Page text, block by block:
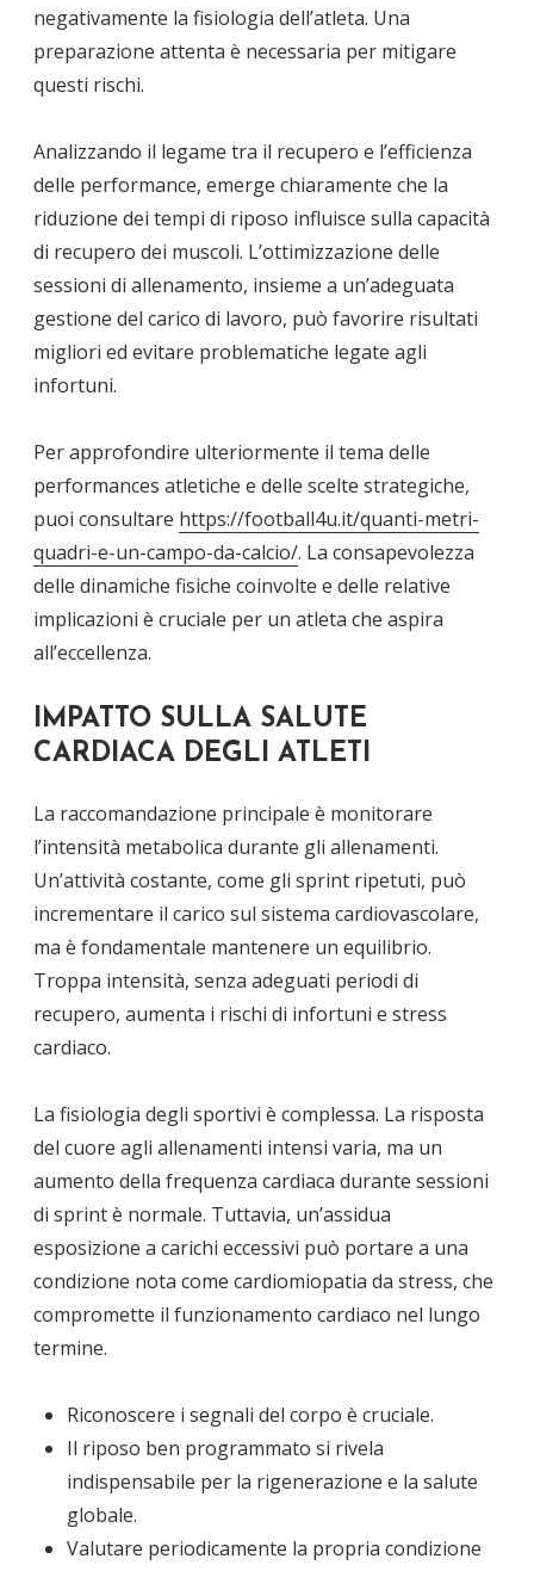
negativamente la fisiologia dell’atleta. Una
preparazione attenta è necessaria per mitigare
questi rischi.
Analizzando il legame tra il recupero e l’efficienza
delle performance, emerge chiaramente che la
riduzione dei tempi di riposo influisce sulla capacità
di recupero dei muscoli. L’ottimizzazione delle
sessioni di allenamento, insieme a un’adeguata
gestione del carico di lavoro, può favorire risultati
migliori ed evitare problematiche legate agli
infortuni.
Per approfondire ulteriormente il tema delle
performances atletiche e delle scelte strategiche,
puoi consultare https://football4u.it/quanti-metri-
quadri-e-un-campo-da-calcio/. La consapevolezza
delle dinamiche fisiche coinvolte e delle relative
implicazioni è cruciale per un atleta che aspira
all’eccellenza.
IMPATTO SULLA SALUTE
CARDIACA DEGLI ATLETI
La raccomandazione principale è monitorare
l’intensità metabolica durante gli allenamenti.
Un’attività costante, come gli sprint ripetuti, può
incrementare il carico sul sistema cardiovascolare,
ma è fondamentale mantenere un equilibrio.
Troppa intensità, senza adeguati periodi di
recupero, aumenta i rischi di infortuni e stress
cardiaco.
La fisiologia degli sportivi è complessa. La risposta
del cuore agli allenamenti intensi varia, ma un
aumento della frequenza cardiaca durante sessioni
di sprint è normale. Tuttavia, un’assidua
esposizione a carichi eccessivi può portare a una
condizione nota come cardiomiopatia da stress, che
compromette il funzionamento cardiaco nel lungo
termine.
Riconoscere i segnali del corpo è cruciale.
Il riposo ben programmato si rivela
indispensabile per la rigenerazione e la salute
globale.
Valutare periodicamente la propria condizione